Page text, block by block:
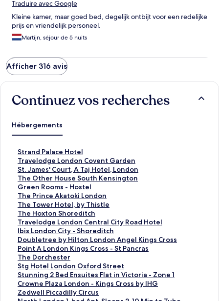
Traduire avec Google
Kleine kamer, maar goed bed, degelijk ontbijt voor een redelijke
prijs en vriendelijk personeel.
Martijn, séjour de 5 nuits
Afficher 316 avis
Continuez vos recherches
Hébergements
Strand Palace Hotel
L
i
e
n
o
u
v
r
a
n
t
l
a
p
a
g
e
Travelodge London Covent Garden
L
i
e
n
o
u
v
r
a
n
t
l
a
p
a
g
St. James' Court, A Taj Hotel, London
L
i
e
n
o
u
v
r
a
n
t
l
a
p
a
The Other House South Kensington
L
i
e
n
o
u
v
r
a
n
t
l
a
p
Green Rooms - Hostel
L
i
e
n
o
u
v
r
a
n
t
l
a
The Prince Akatoki London
L
i
e
n
o
u
v
r
a
n
t
l
The Tower Hotel, by Thistle
L
i
e
n
o
u
v
r
a
n
t
The Hoxton Shoreditch
L
i
e
n
o
u
v
r
a
n
Travelodge London Central City Road Hotel
L
i
e
n
o
u
v
r
a
Ibis London City - Shoreditch
L
i
e
n
o
u
v
r
Doubletree by Hilton London Angel Kings Cross
L
i
e
n
o
u
v
Point A London Kings Cross - St Pancras
L
i
e
n
o
u
The Dorchester
L
i
e
n
o
Stg Hotel London Oxford Street
L
i
e
n
Stunning 2 Bed Ensuites Flat in Victoria - Zone 1
L
i
e
Crowne Plaza London - Kings Cross by IHG
L
iZedwell Piccadilly Circus
L